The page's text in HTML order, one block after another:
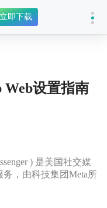
立即下载
Web设置指南
) 是美国社交媒
，由科技集团Meta所